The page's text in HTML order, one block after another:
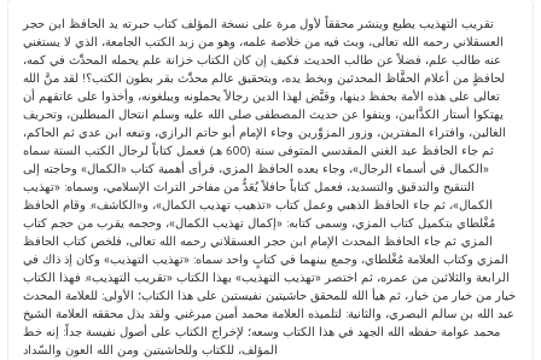
تقريب التهذيب يطبع وينشر محققاً لأول مرة على نسخة المؤلف كتاب حبرته يد الحافظ ابن حجر
العسقلاني رحمه الله تعالى، وبث فيه من خلاصة علمه، وهو من زبد الكتب الجامعة، الذي لا يستغني
عنه طالب علم، فضلاً عن طالب الحديث. فكيف إن كان الكتاب خزانة علم يحمله المحدِّث في كمه،
لحافظٍ من أعلام الحفَّاظ المحدثين وبخط يده، وبتحقيق عالم محدِّث بقر بطون الكتب؟! لقد منَّ الله
تعالى على هذه الأمة بحفظ دينها، وقيَّض لهذا الدين رجالاً يحملونه ويبلغونه، وأخذوا على عاتقهم أن
يهتكوا أستار الكذَّابين، وينفوا عن حديث المصطفى صلى الله عليه وسلم انتحال المبطلين، وتحريف
الغالين، وافتراء المفترين، وزور المزوِّرين. وجاء الإمام أبو حاتم الرازي، وتبعه ابن عدي ثم الحاكم،
ثم جاء الحافظ عبد الغني المقدسي المتوفى سنة (600 هـ) فعمل كتاباً لرجال الكتب الستة سماه
«الكمال في أسماء الرجال»، وجاء بعده الحافظ المزي، فرأى أهمية كتاب «الكمال» وحاجته إلى
التنقيح والتدقيق والتسديد، فعمل كتاباً حافلاً يُعَدُّ من مفاخر التراث الإسلامي، وسماه: «تهذيب
الكمال»، ثم جاء الحافظ الذهبي وعمل كتاب «تذهيب تهذيب الكمال»، و«الكاشف». وقام الحافظ
مُغْلطاي بتكميل كتاب المزي، وسمى كتابه: «إكمال تهذيب الكمال»، وحجمه يقرب من حجم كتاب
المزي. ثم جاء الحافظ المحدث الإمام ابن حجر العسقلاني رحمه الله تعالى، فلخص كتاب الحافظ
المزي وكتاب العلامة مُغْلطاي، وجمع بينهما في كتابٍ واحد سماه: «تهذيب التهذيب» وكان إذ ذاك في
الرابعة والثلاثين من عمره، ثم اختصر «تهذيب التهذيب» بهذا الكتاب «تقريب التهذيب». فهذا الكتاب
خيار من خيار من خيار، ثم هيأ الله للمحقق حاشيتين نفيستين على هذا الكتاب؛ الأولى: للعلامة المحدث
عبد الله بن سالم البصري، والثانية: لتلميذه العلامة محمد أمين ميرغني. ولقد بذل محققه العلامة الشيخ
محمد عوامة حفظه الله الجهد في هذا الكتاب وسعه؛ لإخراج الكتاب على أصول نفيسة جداً: إنه خط
المؤلف، للكتاب وللحاشيتين. ومن الله العون والسّداد